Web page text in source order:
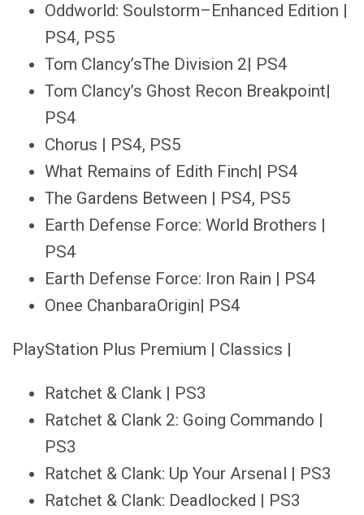
Oddworld: Soulstorm–Enhanced Edition |
PS4, PS5
Tom Clancy’sThe Division 2| PS4
Tom Clancy’s Ghost Recon Breakpoint|
PS4
Chorus | PS4, PS5
What Remains of Edith Finch| PS4
The Gardens Between | PS4, PS5
Earth Defense Force: World Brothers |
PS4
Earth Defense Force: Iron Rain | PS4
Onee ChanbaraOrigin| PS4
PlayStation Plus Premium | Classics |
Ratchet & Clank | PS3
Ratchet & Clank 2: Going Commando |
PS3
Ratchet & Clank: Up Your Arsenal | PS3
Ratchet & Clank: Deadlocked | PS3